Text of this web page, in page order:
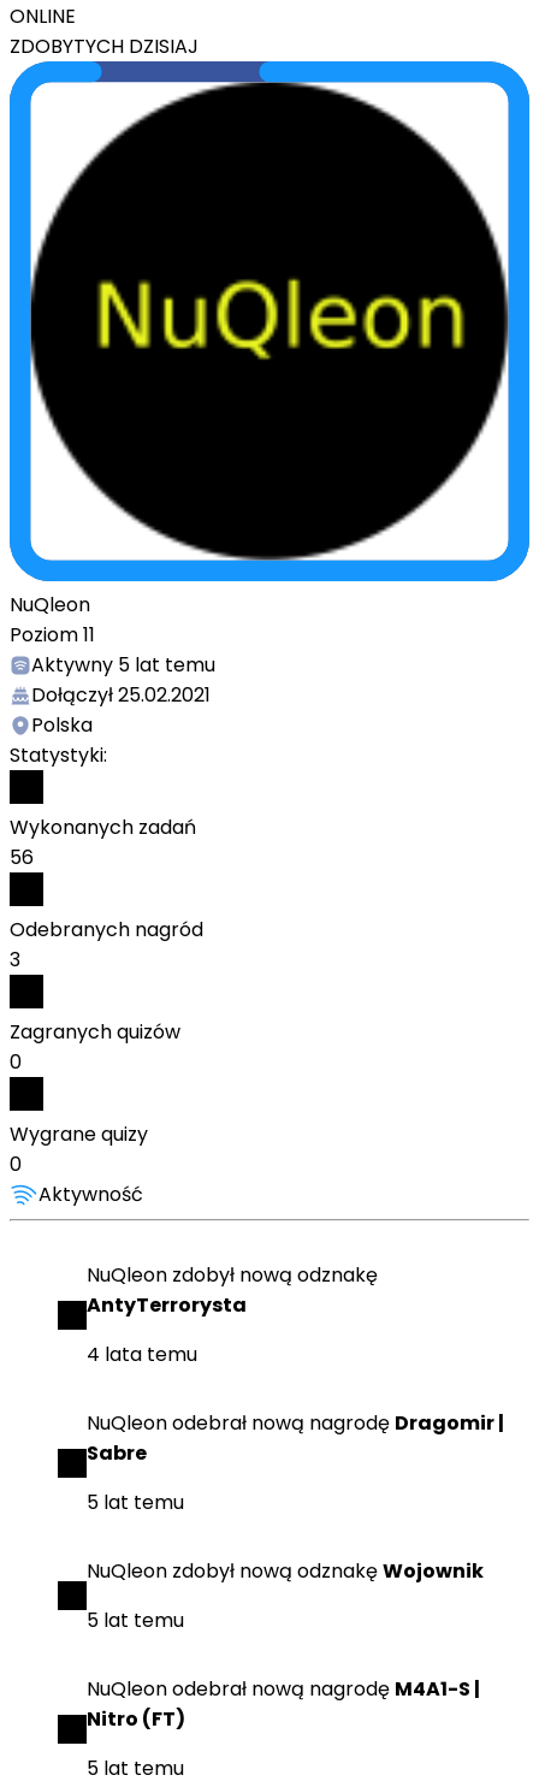
ONLINE
ZDOBYTYCH DZISIAJ
NuQleon
Poziom11
Aktywny 5 lat temu
Dołączył25.02.2021
Polska
Statystyki:
Wykonanych zadań
56
Odebranych nagród
3
Zagranych quizów
0
Wygrane quizy
0
Aktywność
NuQleon zdobył nową odznakę
AntyTerrorysta
4 lata temu
NuQleonodebrał nową nagrodę Dragomir |
Sabre
5 lat temu
NuQleon zdobył nową odznakęWojownik
5 lat temu
NuQleonodebrał nową nagrodę M4A1-S |
Nitro (FT)
5 lat temu